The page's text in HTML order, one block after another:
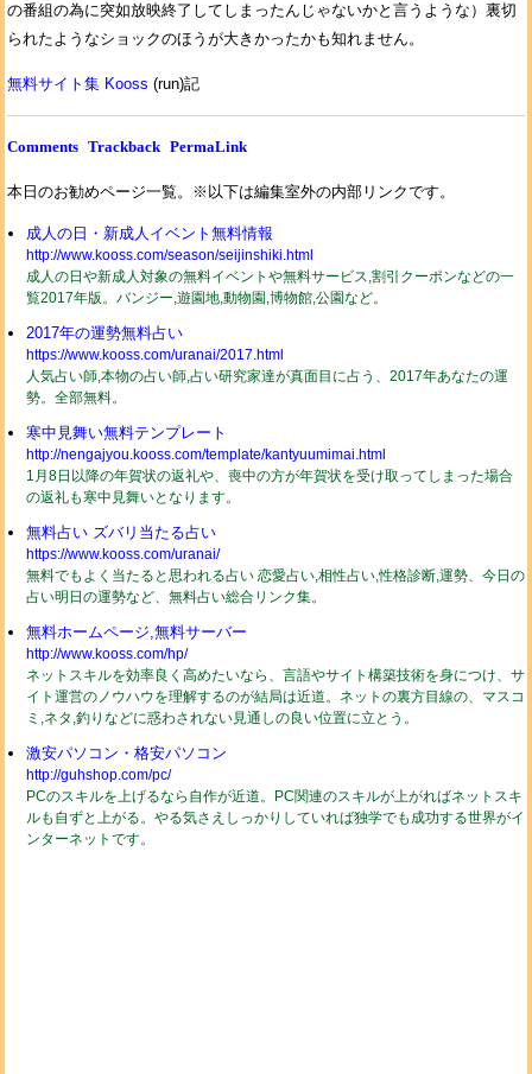
の番組の為に突如放映終了してしまったんじゃないかと言うような）裏切
られたようなショックのほうが大きかったかも知れません。
無料サイト集 Kooss (run)記
Comments Trackback PermaLink
本日のお勧めページ一覧。※以下は編集室外の内部リンクです。
成人の日・新成人イベント無料情報
http://www.kooss.com/season/seijinshiki.html
成人の日や新成人対象の無料イベントや無料サービス,割引クーポンなどの一
覧2017年版。バンジー,遊園地,動物園,博物館,公園など。
2017年の運勢無料占い
https://www.kooss.com/uranai/2017.html
人気占い師,本物の占い師,占い研究家達が真面目に占う、2017年あなたの運
勢。全部無料。
寒中見舞い無料テンプレート
http://nengajyou.kooss.com/template/kantyuumimai.html
1月8日以降の年賀状の返礼や、喪中の方が年賀状を受け取ってしまった場合
の返礼も寒中見舞いとなります。
無料占い ズバリ当たる占い
https://www.kooss.com/uranai/
無料でもよく当たると思われる占い 恋愛占い,相性占い,性格診断,運勢、今日の
占い明日の運勢など、無料占い総合リンク集。
無料ホームページ,無料サーバー
http://www.kooss.com/hp/
ネットスキルを効率良く高めたいなら、言語やサイト構築技術を身につけ、サ
イト運営のノウハウを理解するのが結局は近道。ネットの裏方目線の、マスコ
ミ,ネタ,釣りなどに惑わされない見通しの良い位置に立とう。
激安パソコン・格安パソコン
http://guhshop.com/pc/
PCのスキルを上げるなら自作が近道。PC関連のスキルが上がればネットスキ
ルも自ずと上がる。やる気さえしっかりしていれば独学でも成功する世界がイ
ンターネットです。